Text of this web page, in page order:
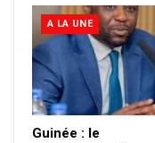
A LA UNE
Guinée : le